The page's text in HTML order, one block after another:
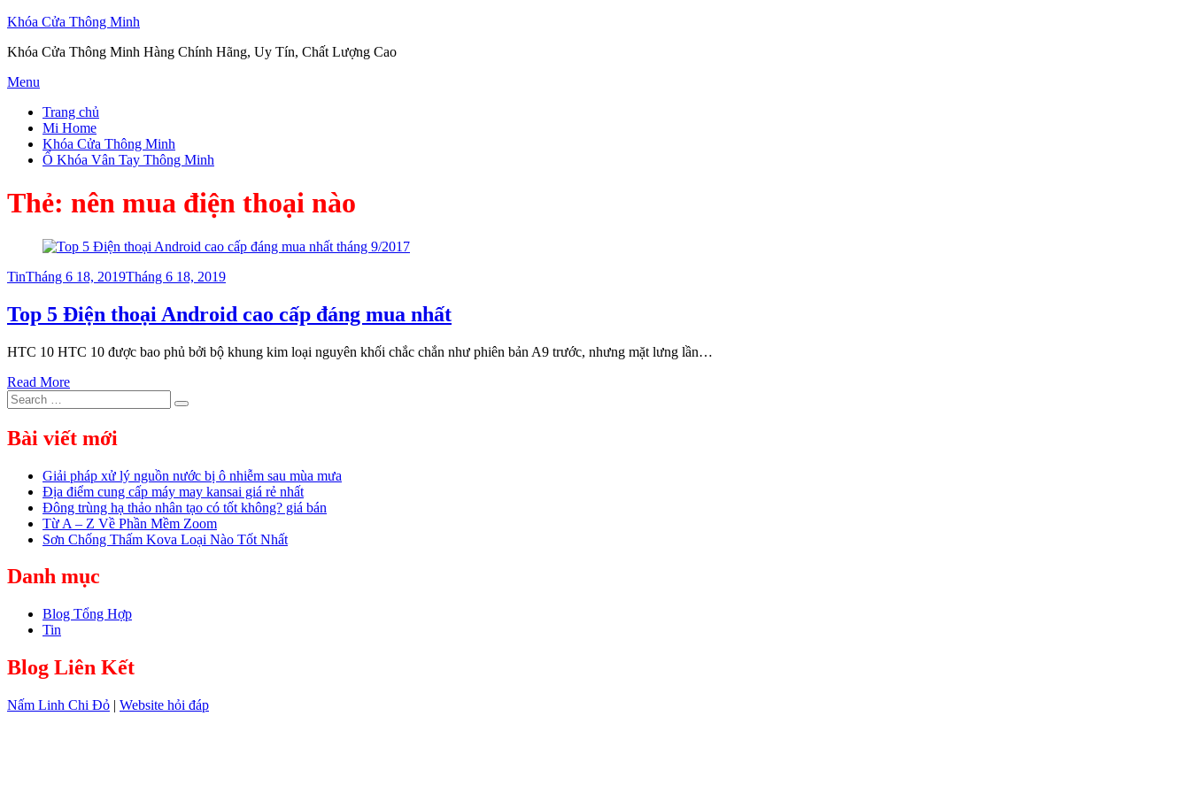
Khóa Cửa Thông Minh
Khóa Cửa Thông Minh Hàng Chính Hãng, Uy Tín, Chất Lượng Cao
Skip
content
Menu
Trang chủ
Mi Home
Khóa Cửa Thông Minh
Ổ Khóa Vân Tay Thông Minh
Thẻ: nên mua điện thoại nào
TinPosted
Tháng 6 18, 2019Tháng 6 18, 2019
Top 5 Điện thoại Android cao cấp đáng mua nhất
HTC 10 HTC 10 được bao phủ bởi bộ khung kim loại nguyên khối chắc chắn như phiên bản A9 trước, nhưng mặt lưng lần…
Read More
Search
for:
Search
Bài viết mới
Giải pháp xử lý nguồn nước bị ô nhiễm sau mùa mưa
Địa điểm cung cấp máy may kansai giá rẻ nhất
Đông trùng hạ thảo nhân tạo có tốt không? giá bán
Từ A – Z Về Phần Mềm Zoom
Sơn Chống Thấm Kova Loại Nào Tốt Nhất
Danh mục
Blog Tổng Hợp
Tin
Blog Liên Kết
Nấm Linh Chi Đỏ | Website hỏi đáp